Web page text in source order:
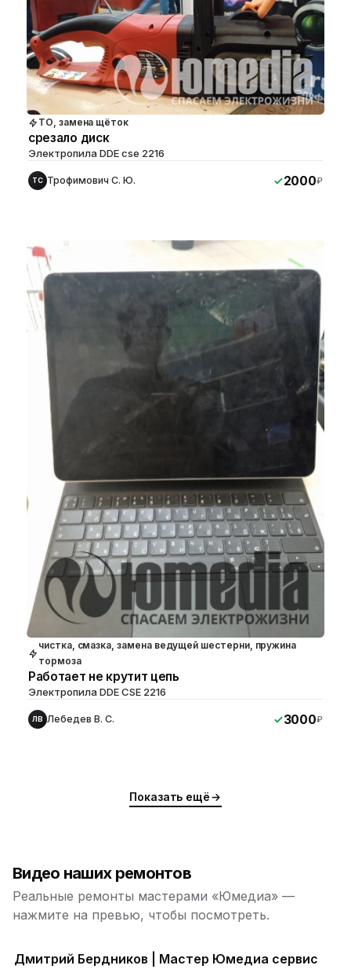
ТО, замена щёток
срезало диск
Электропила DDE cse 2216
ТС Трофимович С. Ю. 2000₽
чистка, смазка, замена ведущей шестерни, пружина
тормоза
Работает не крутит цепь
Электропила DDE CSE 2216
ЛВ Лебедев В. С. 3000₽
Показать ещё
Видео наших ремонтов
Реальные ремонты мастерами «Юмедиа» —
нажмите на превью, чтобы посмотреть.
Дмитрий Бердников | Мастер Юмедиа сервис
ю